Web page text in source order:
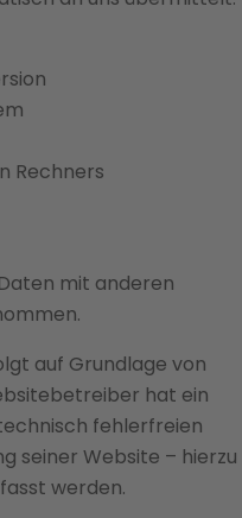
Rechners
mit anderen
auf Grundlage von
hat ein
fehlerfreien
seiner Website – hierzu
werden.